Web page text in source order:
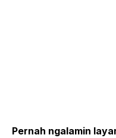
Pernah ngalamin